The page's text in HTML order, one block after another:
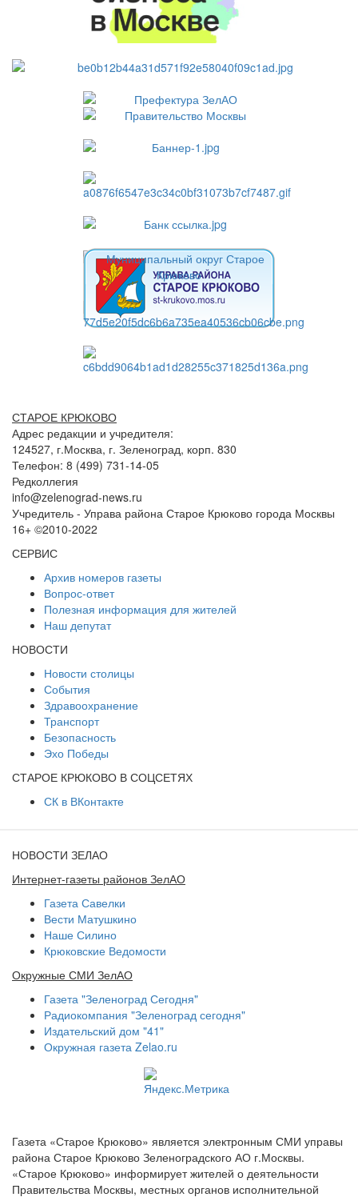
СТАРОЕ КРЮКОВО
Адрес редакции и учредителя:
124527, г.Москва, г. Зеленоград, корп. 830
Телефон: 8 (499) 731-14-05
Редколлегия
info@zelenograd-news.ru
Учредитель - Управа района Старое Крюково города Москвы
16+ ©2010-2022
СЕРВИС
Архив номеров газеты
Вопрос-ответ
Полезная информация для жителей
Наш депутат
НОВОСТИ
Новости столицы
События
Здравоохранение
Транспорт
Безопасность
Эхо Победы
СТАРОЕ КРЮКОВО В СОЦСЕТЯХ
СК в ВКонтакте
НОВОСТИ ЗЕЛАО
Интернет-газеты районов ЗелАО
Газета Савелки
Вести Матушкино
Наше Силино
Крюковские Ведомости
Окружные СМИ ЗелАО
Газета "Зеленоград Сегодня"
Радиокомпания "Зеленоград сегодня"
Издательский дом "41"
Окружная газета Zelao.ru
Газета «Старое Крюково» является электронным СМИ управы
района Старое Крюково Зеленоградского АО г.Москвы.
«Старое Крюково» информирует жителей о деятельности
Правительства Москвы, местных органов исполнительной